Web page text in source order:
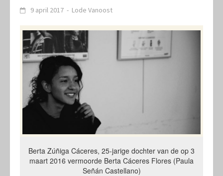
9 april 2017 - Lode Vanoost
Berta Zúñiga Cáceres, 25-jarige dochter van de op 3
maart 2016 vermoorde Berta Cáceres Flores (Paula
Señán Castellano)